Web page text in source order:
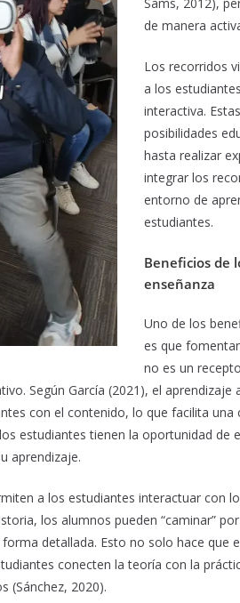
de manera
Los recorridos
a los
interactiva.
posibilidades
hasta realizar
integrar los
entorno de
estudiantes.
Beneficios de
enseñanza
Uno de los
es que
no es un
Según García (2021), el
con el contenido, lo que facilita
estudiantes tienen la oportunidad de
aprendizaje.
a los estudiantes interactuar con
los alumnos pueden “caminar”
detallada. Esto no solo hace que
conecten la teoría con la
(Sánchez, 2020).